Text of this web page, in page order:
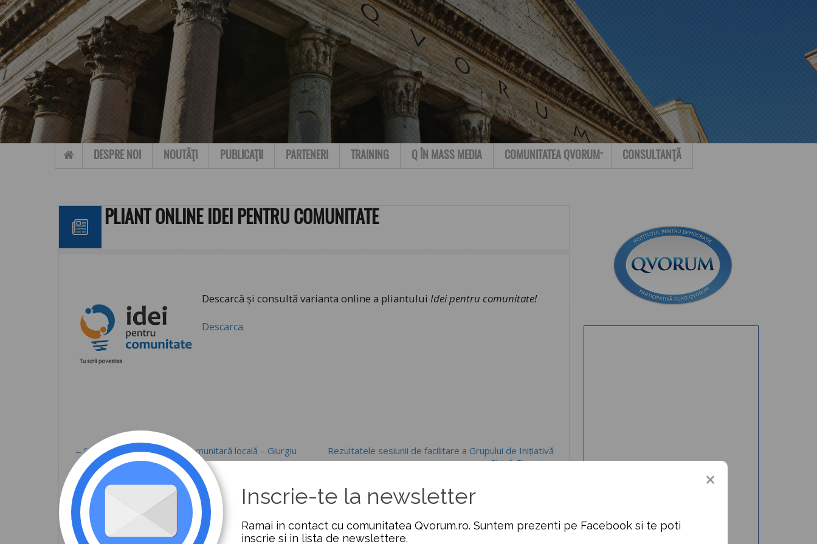
Skip to content
DESPRE NOI NOUTĂŢI PUBLICAŢII PARTENERI TRAINING Q ÎN MASS MEDIA COMUNITATEA QVORUM CONSULTANŢĂ
PLIANT ONLINE IDEI PENTRU COMUNITATE
Descarcă și consultă varianta online a pliantuluiIdei pentru comunitate!
Descarca
←Strategie de dezvoltare comunitară locală – Giurgiu
Rezultatele sesiunii de facilitare a Grupului de Inițiativă
Civică Giurgiu→
IDEI PENTRU COMUNITATE – CLLD
Inscrie-te la newsletter
Ramai in contact cu comunitatea Qvorum.ro. Suntem prezenti pe Facebook si te poti
inscrie si in lista de newslettere.